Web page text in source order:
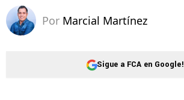
Por Marcial Martínez
Sigue a FCA en Google!